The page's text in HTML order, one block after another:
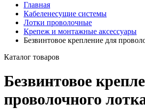
Главная
Кабеленесущие системы
Лотки проволочные
Крепеж и монтажные аксессуары
Безвинтовое крепление для
Каталог товаров
Безвинтовое
проволочного